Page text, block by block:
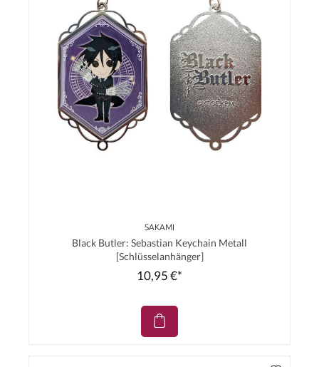
SAKAMI
Black Butler: Sebastian Keychain Metall
[Schlüsselanhänger]
10,95 €*